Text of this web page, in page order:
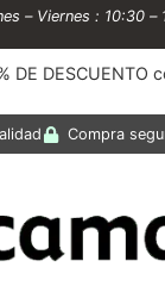
– Viernes : 10:30
DE DESCUENTO
Compra